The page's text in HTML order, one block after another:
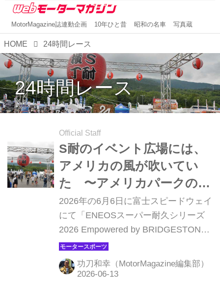
MotorMagazine誌連動企画 10年ひと昔 昭和の名車 写真蔵
HOME 24時間レース
24時間レース
Official Staff
S耐のイベント広場には、
アメリカの風が吹いてい
た 〜アメリカパークの車
両紹介〜
2026年の6月6日に富士スピードウェイ
にて「ENEOSスーパー耐久シリーズ
2026 Empowered by BRIDGESTONE
第3戦NAPAC富士24時間レース」が開
催された。今回の開催では、開催直前
に季節外れの台風が上陸し、搬入日が
功刀和幸（MotorMagazine編集部）